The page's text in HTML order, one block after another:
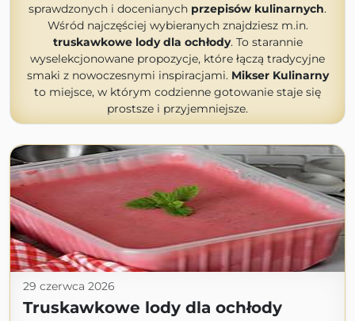
sprawdzonych i docenianych przepisów kulinarnych.
Wśród najczęściej wybieranych znajdziesz m.in.
truskawkowe lody dla ochłody. To starannie
wyselekcjonowane propozycje, które łączą tradycyjne
smaki z nowoczesnymi inspiracjami. Mikser Kulinarny
to miejsce, w którym codzienne gotowanie staje się
prostsze i przyjemniejsze.
29 czerwca 2026
Truskawkowe lody dla ochłody